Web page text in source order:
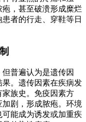
，甚至破溃形成糜烂
者的行走、穿鞋等日
普遍认为是遗传因
。遗传因素在疾病发
族史。免疫因素方
剧，形成脓疱。环境
能成为诱发或加重疾